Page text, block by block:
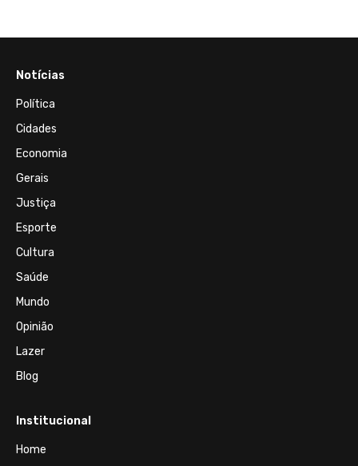
Notícias
Política
Cidades
Economia
Gerais
Justiça
Esporte
Cultura
Saúde
Mundo
Opinião
Lazer
Blog
Institucional
Home